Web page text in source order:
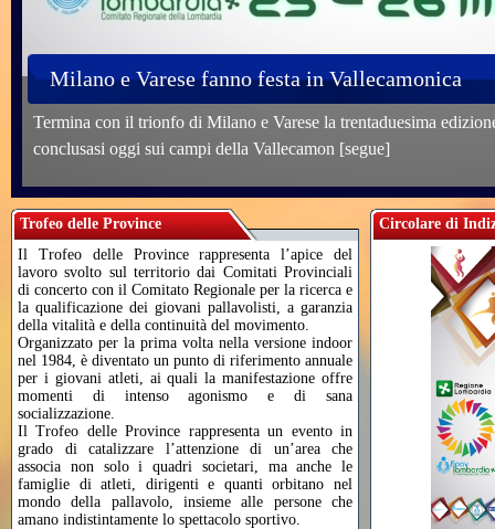
Milano e Varese fanno festa in Vallecamonica
Termina con il trionfo di Milano e Varese la trentaduesima
conclusasi oggi sui campi della Vallecamon [segue]
Trofeo delle Province
Il Trofeo delle Province rappresenta l’apice del
lavoro svolto sul territorio dai Comitati Provinciali
di concerto con il Comitato Regionale per la ricerca e
la qualificazione dei giovani pallavolisti, a garanzia
della vitalità e della continuità del movimento.
Organizzato per la prima volta nella versione indoor
nel 1984, è diventato un punto di riferimento annuale
per i giovani atleti, ai quali la manifestazione offre
momenti di intenso agonismo e di sana
socializzazione.
Il Trofeo delle Province rappresenta un evento in
grado di catalizzare l’attenzione di un’area che
associa non solo i quadri societari, ma anche le
famiglie di atleti, dirigenti e quanti orbitano nel
mondo della pallavolo, insieme alle persone che
amano indistintamente lo spettacolo sportivo.
Circolare di